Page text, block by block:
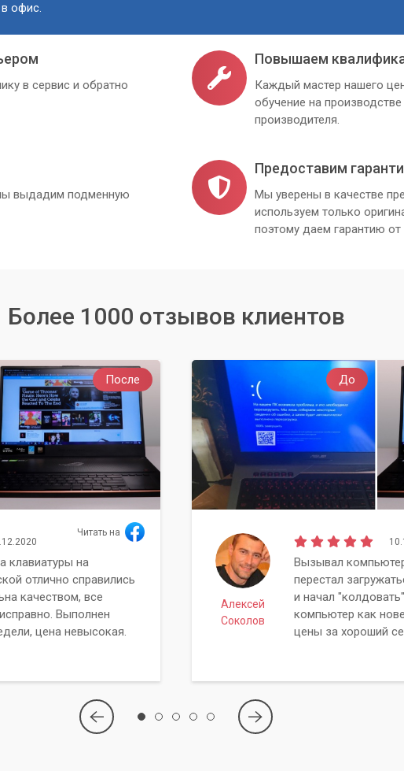
и Киевской области, предлагая качественные услуги по
офис.
в сервис и обратно
Повышаем
Каждый мастер нашего
обучение на
производителя.
выдадим подменную
Предоставим
Мы уверены в качестве
используем только
поэтому даем гарантию
Более 1000 отзывов клиентов
После
Читать на
клавиатуры на
отлично справились
качеством, все
Выполнен
цена невысокая.
До
Алексей
Соколов
Вызывал
перестал
и начал
компьютер как
цены за хороший